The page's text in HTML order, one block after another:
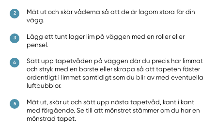
Mät ut och skär våderna så att de är lagom stora för din
vägg.
Lägg ett tunt lager lim på väggen med en roller eller
pensel.
Sätt upp tapetvåden på väggen där du precis har limmat
och stryk med en borste eller skrapa så att tapeten fäster
ordentligt i limmet samtidigt som du blir av med eventuella
luftbubblor.
Mät ut, skär ut och sätt upp nästa tapetvåd, kant i kant
med förgående. Se till att mönstret stämmer om du har en
mönstrad tapet.